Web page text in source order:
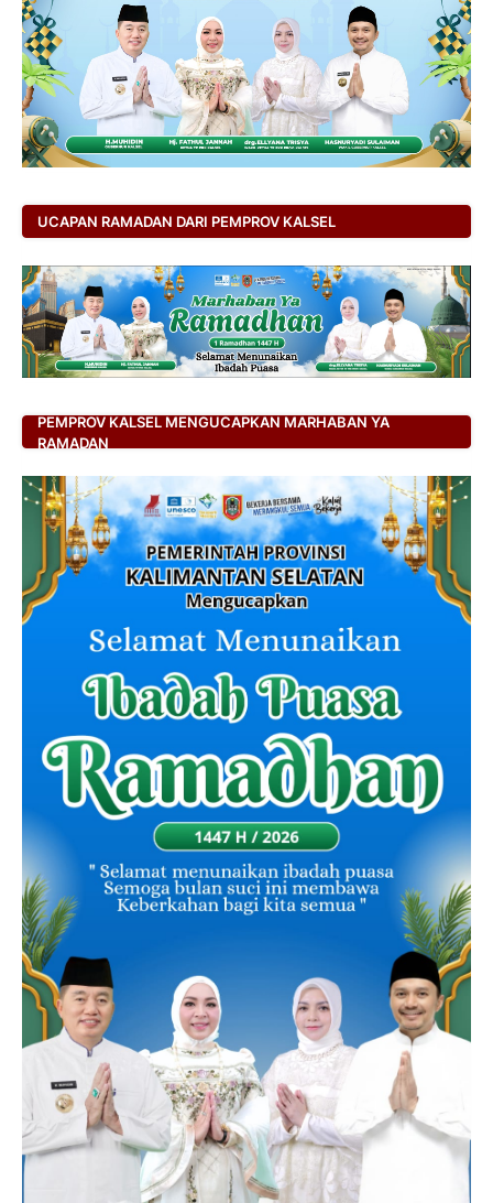
UCAPAN RAMADAN DARI PEMPROV KALSEL
PEMPROV KALSEL MENGUCAPKAN MARHABAN YA
RAMADAN